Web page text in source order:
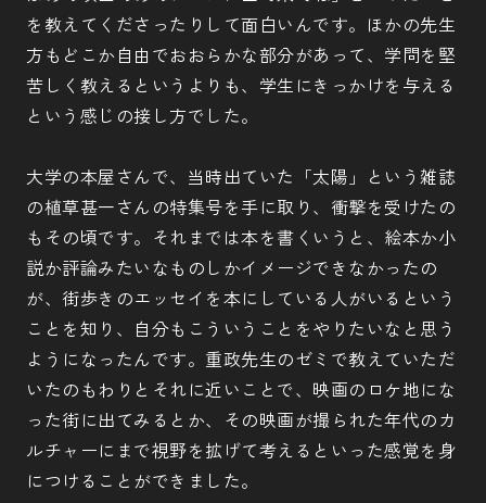
を教えてくださったりして面白いんです。ほかの先生
方もどこか自由でおおらかな部分があって、学問を堅
苦しく教えるというよりも、学生にきっかけを与える
という感じの接し方でした。
大学の本屋さんで、当時出ていた「太陽」という雑誌
の植草甚一さんの特集号を手に取り、衝撃を受けたの
もその頃です。それまでは本を書くいうと、絵本か小
説か評論みたいなものしかイメージできなかったの
が、街歩きのエッセイを本にしている人がいるという
ことを知り、自分もこういうことをやりたいなと思う
ようになったんです。重政先生のゼミで教えていただ
いたのもわりとそれに近いことで、映画のロケ地にな
った街に出てみるとか、その映画が撮られた年代のカ
ルチャーにまで視野を拡げて考えるといった感覚を身
につけることができました。